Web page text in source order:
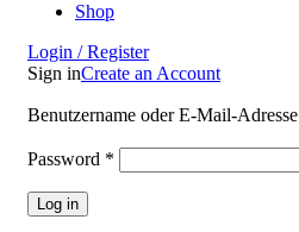
Shop
Login / Register
Sign inCreate an Account
Benutzername oder E-Mail-Adresse
Password *
Log in